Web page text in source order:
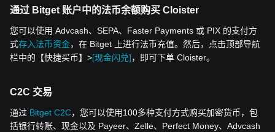
通过 Bitget 账户中的法币余额购买 Cloister
您可以使用 Advcash、SEPA、Faster Payments 或 PIX 的支付方
式存入法币资金，在 Bitget 上进行法币充值。然后，点击顶部导航
栏中的【快捷买币】>[现金闪兑]，即可下单 Cloister。
C2C 交易
通过 Bitget C2C，您可以使用100多种支付方式购买加密货币，包
括银行转账、现金以及 Payeer、Zelle、Perfect Money、Advcash